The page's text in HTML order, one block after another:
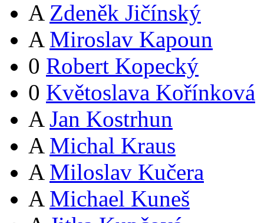
A Zdeněk Jičínský
A Miroslav Kapoun
0 Robert Kopecký
0 Květoslava Kořínková
A Jan Kostrhun
A Michal Kraus
A Miloslav Kučera
A Michael Kuneš